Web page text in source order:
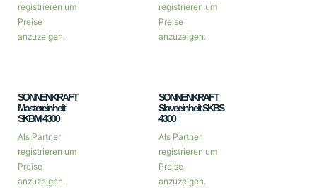
registrieren um
Preise
anzuzeigen.
registrieren um
Preise
anzuzeigen.
SONNENKRAFT
Mastereinheit
SKBM 4300
Als Partner
registrieren um
Preise
anzuzeigen.
SONNENKRAFT
Slaveeinheit SKBS
4300
Als Partner
registrieren um
Preise
anzuzeigen.